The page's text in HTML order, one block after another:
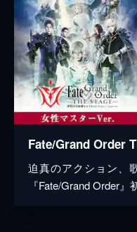
迫真のアクション、
『Fate/Grand Order』